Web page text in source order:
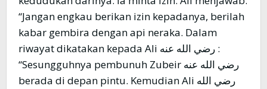
“Jangan engkau berikan izin kepadanya, berilah
kabar gembira dengan api neraka. Dalam
riwayat dikatakan kepada Ali رضي الله عنه :
“Sesungguhnya pembunuh Zubeir رضي الله عنه
berada di depan pintu. Kemudian Ali رضي الله